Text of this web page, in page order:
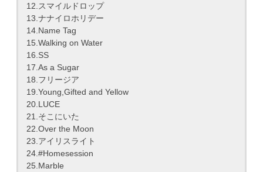
12.スマイルドロップ
13.ナナイロホリデー
14.Name Tag
15.Walking on Water
16.SS
17.As a Sugar
18.フリージア
19.Young,Gifted and Yellow
20.LUCE
21.そこにいた
22.Over the Moon
23.アイリスライト
24.#Homesession
25.Marble